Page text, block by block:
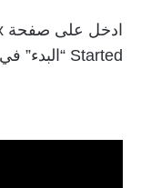
Started “البدء” في منتصف الشاشة و نابع الفيديو :